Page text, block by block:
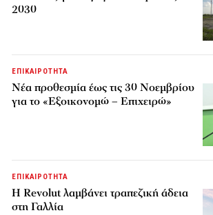
2030
ΕΠΙΚΑΙΡΟΤΗΤΑ
Νέα προθεσμία έως τις 30 Νοεμβρίου
για το «Εξοικονομώ – Επιχειρώ»
ΕΠΙΚΑΙΡΟΤΗΤΑ
Η Revolut λαμβάνει τραπεζική άδεια
στη Γαλλία